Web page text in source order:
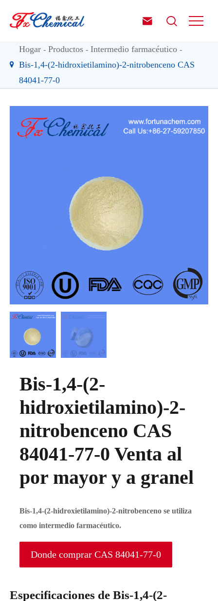
 
Hogar Productos
Intermedio farmacéutico
Bis-1,4-(2-hidroxietilamino)-2-nitrobenceno CAS
84041-77-0
Bis-1,4-(2-
hidroxietilamino)-2-
nitrobenceno CAS
84041-77-0 Venta al
por mayor y a granel
Bis-1,4-(2-hidroxietilamino)-2-nitrobenceno se utiliza
como intermedio farmacéutico.
Donde comprar CAS 84041-77-0
Especificaciones de Bis-1,4-(2-